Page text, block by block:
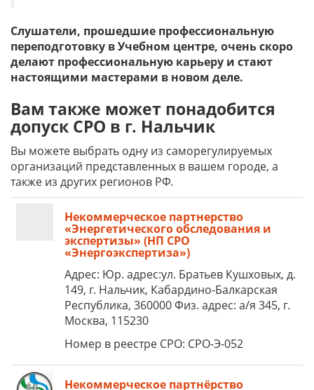
Слушатели, прошедшие профессиональную
переподготовку в Учебном центре, очень скоро
делают профессиональную карьеру и стают
настоящими мастерами в новом деле.
Вам также может понадобится
допуск СРО в г. Нальчик
Вы можете выбрать одну из саморегулируемых
организаций представленных в вашем городе, а
также из других регионов РФ.
Некоммерческое партнерство
«Энергетического обследования и
экспертизы» (НП СРО
«Энергоэкспертиза»)
Адрес: Юр. адрес:ул. Братьев Кушховых, д.
149, г. Нальчик, Кабардино-Балкарская
Республика, 360000 Физ. адрес: а/я 345, г.
Москва, 115230
Номер в реестре СРО: СРО-Э-052
Некоммерческое партнёрство